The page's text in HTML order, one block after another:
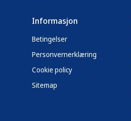
Informasjon
Betingelser
Personvernerklæring
Cookie policy
Sitemap